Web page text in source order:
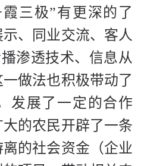
三极”有更深的了
、同业交流、客人
渗透技术、信息从
做法也积极带动了
发展了一定的合作
的农民开辟了一条
的社会资金（企业